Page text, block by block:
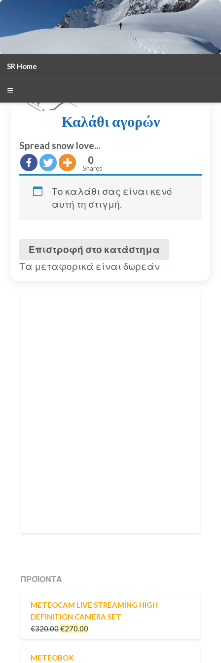
SR Home
☰
Καλάθι αγορών
Spread snow love...
0
Shares
Το καλάθι σας είναι κενό
αυτή τη στιγμή.
Επιστροφή στο κατάστημα
Τα μεταφορικά είναι δωρεάν
ΠΡΟΪΌΝΤΑ
METEOCAM LIVE STREAMING HIGH
DEFINITION CAMERA SET
€320.00€270.00
METEOBOX